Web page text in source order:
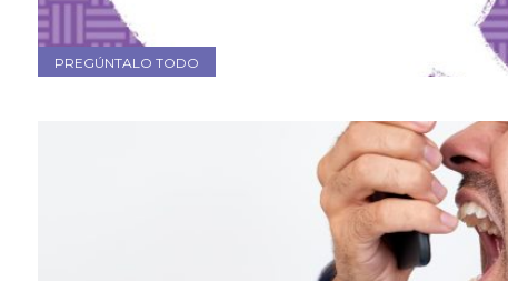
PREGÚNTALO TODO